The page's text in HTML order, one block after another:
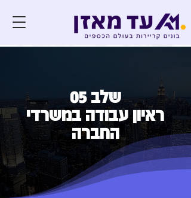
שלב 05
ראיון עבודה במשרדי
החברה